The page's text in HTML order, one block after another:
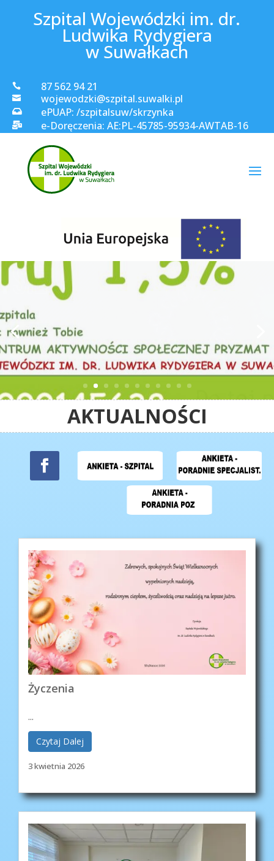
Szpital Wojewódzki im. dr.
Ludwika Rydygiera
w Suwałkach
 87 562 94 21
 wojewodzki@szpital.suwalki.pl
 ePUAP: /szpitalsuw/skrzynka
 e-Doręczenia: AE:PL-45785-95934-AWTAB-16
AKTUALNOŚCI
Życzenia
...
Czytaj Dalej
3 kwietnia 2026